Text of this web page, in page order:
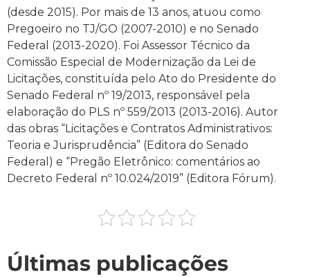
(desde 2015). Por mais de 13 anos, atuou como
Pregoeiro no TJ/GO (2007-2010) e no Senado
Federal (2013-2020). Foi Assessor Técnico da
Comissão Especial de Modernização da Lei de
Licitações, constituída pelo Ato do Presidente do
Senado Federal nº 19/2013, responsável pela
elaboração do PLS nº 559/2013 (2013-2016). Autor
das obras “Licitações e Contratos Administrativos:
Teoria e Jurisprudência” (Editora do Senado
Federal) e “Pregão Eletrônico: comentários ao
Decreto Federal nº 10.024/2019” (Editora Fórum).
Últimas publicações